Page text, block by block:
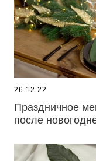
26.12.22
Праздничное
после